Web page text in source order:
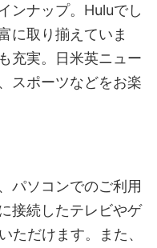
ンナップ。Huluでし
に取り揃えていま
充実。日米英ニュー
スポーツなどをお楽
パソコンでのご利用
接続したテレビやゲ
ただけます。また、